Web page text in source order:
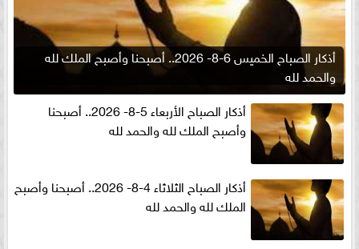
أذكار الصباح الخميس 6-8- 2026.. أصبحنا وأصبح الملك لله
والحمد لله
أذكار الصباح الأربعاء 5-8- 2026.. أصبحنا
وأصبح الملك لله والحمد لله
أذكار الصباح الثلاثاء 4-8- 2026.. أصبحنا وأصبح
الملك لله والحمد لله